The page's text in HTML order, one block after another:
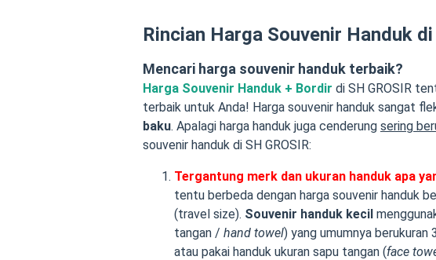
Rincian Harga Souvenir Handuk di
Mencari harga souvenir handuk terbaik?
Harga Souvenir Handuk + Bordir di SH GROSIR
terbaik untuk Anda! Harga souvenir handuk sangat
baku. Apalagi harga handuk juga cenderung sering
souvenir handuk di SH GROSIR:
Tergantung merk dan ukuran handuk apa
tentu berbeda dengan harga souvenir handuk
(travel size). Souvenir handuk kecil
tangan / hand towel) yang umumnya
atau pakai handuk ukuran sapu tangan (face